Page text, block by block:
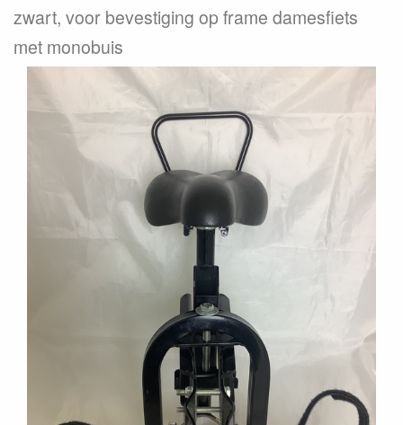
zwart, voor bevestiging op frame damesfiets
met monobuis